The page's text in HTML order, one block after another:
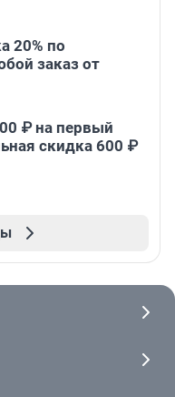
20% по
заказ от
₽ на первый
скидка 600 ₽